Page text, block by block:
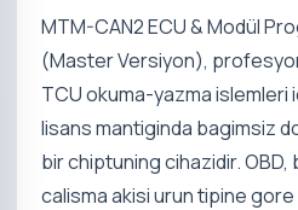
MTM-CAN2 ECU & Modül
(Master Versiyon),
TCU okuma-yazma islemleri
lisans mantiginda bagimsiz
bir chiptuning cihazidir.
calisma akisi urun tipine